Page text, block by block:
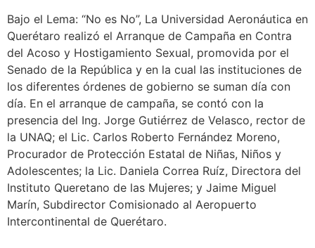
Bajo el Lema: “No es No”, La Universidad Aeronáutica en
Querétaro realizó el Arranque de Campaña en Contra
del Acoso y Hostigamiento Sexual, promovida por el
Senado de la República y en la cual las instituciones de
los diferentes órdenes de gobierno se suman día con
día. En el arranque de campaña, se contó con la
presencia del Ing. Jorge Gutiérrez de Velasco, rector de
la UNAQ; el Lic. Carlos Roberto Fernández Moreno,
Procurador de Protección Estatal de Niñas, Niños y
Adolescentes; la Lic. Daniela Correa Ruíz, Directora del
Instituto Queretano de las Mujeres; y Jaime Miguel
Marín, Subdirector Comisionado al Aeropuerto
Intercontinental de Querétaro.